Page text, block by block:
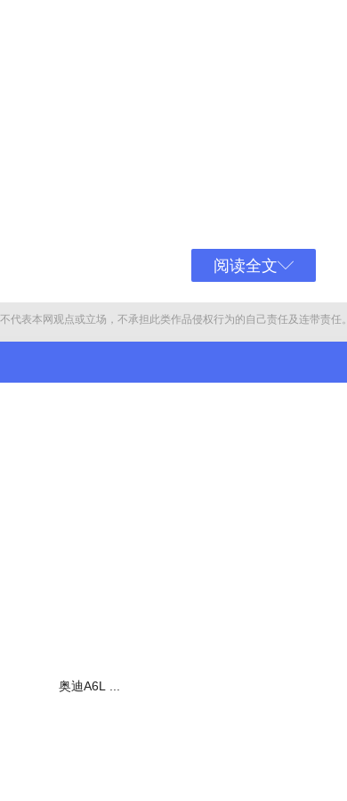
阅读全文
表本网观点或立场，不承担此类作品侵权行为的自己责任及连带责任。
奥迪A6L ...